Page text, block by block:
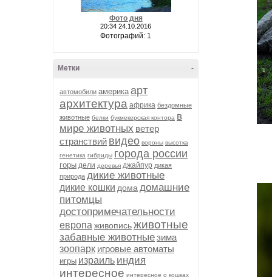
Фото дня
20:34 24.10.2016
Фотографий: 1
-
Метки
автомобили америка арт
архитектура африка бездомные
животные белки букмекерская контора в
мире животных ветер
странствий видео вороны высотка
генетика гибриды города россии
горы дели деревья джайпур дикая
природа дикие животные
дикие кошки дома домашние
питомцы
достопримечательности
европа живописьживотные
забавные животныезима
зоопарк игровые автоматы
игры израиль индия
интересное интересное о кошках